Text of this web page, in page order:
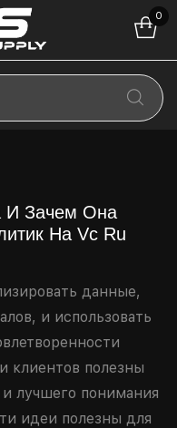
0
И Зачем Она
На Vc Ru
данные,
и использовать
клиентов полезны
лучшего понимания
идеи полезны для